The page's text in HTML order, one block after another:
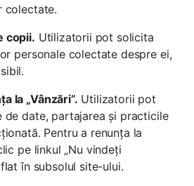
colectate.
copii. Utilizatorii pot solicita
personale colectate despre ei,
la „Vânzări”. Utilizatorii pot
de date, partajarea și practicile
Pentru a renunța la
pe linkul „Nu vindeți
în subsolul site-ului.